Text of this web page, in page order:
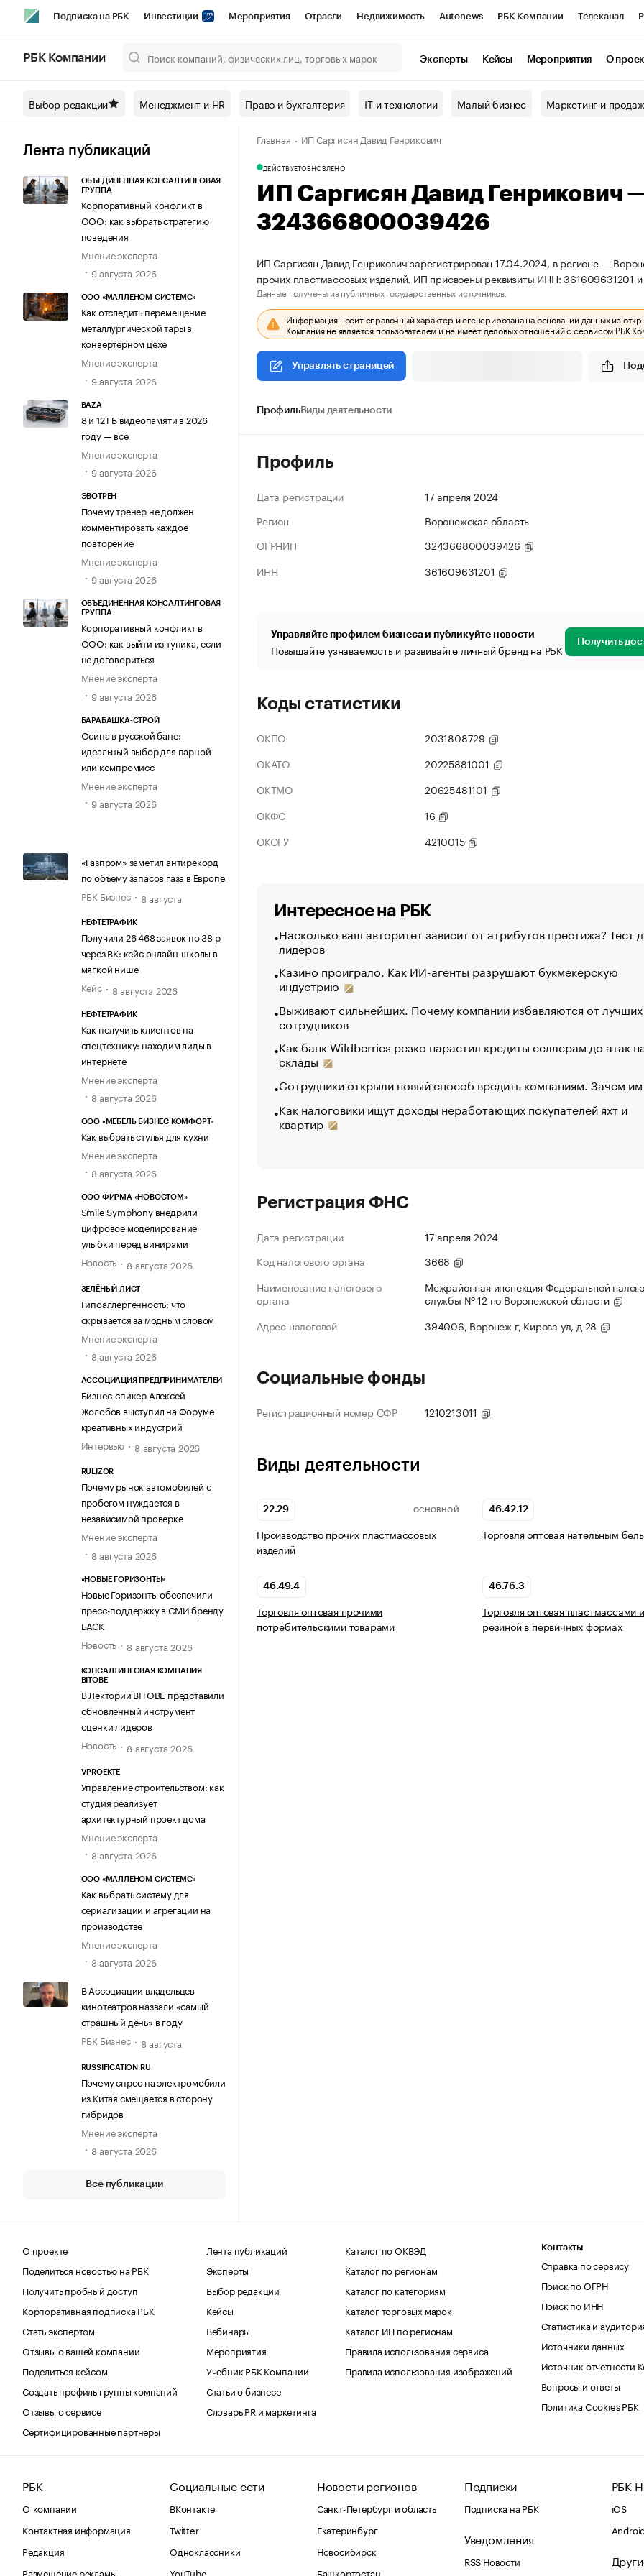
Подписка на РБК Инвестиции Мероприятия Отрасли Недвижимость Autonews РБК Компании Телеканал
Спецпроекты СПб Конференции СПб Спецпроекты Проверка контрагентов
Технологии и медиа Рынок наличной валюты
РБК Компании Эксперты Кейсы Мероприятия О
Выбор редакции Менеджмент и HR Право и бухгалтерия IT и технологии Малый бизнес Маркетинг и
Лента публикаций
ОБЪЕДИНЕННАЯ КОНСАЛТИНГОВАЯ
ГРУППА
Корпоративный конфликт в
ООО: как выбрать стратегию
поведения
Мнение эксперта
9 августа 2026
ООО «МАЛЛЕНОМ СИСТЕМС»
Как отследить перемещение
металлургической тары в
конвертерном цехе
Мнение эксперта
9 августа 2026
BAZA
8 и 12 ГБ видеопамяти в 2026
году — все
Мнение эксперта
9 августа 2026
ЭВОТРЕН
Почему тренер не должен
комментировать каждое
повторение
Мнение эксперта
9 августа 2026
ОБЪЕДИНЕННАЯ КОНСАЛТИНГОВАЯ
ГРУППА
Корпоративный конфликт в
ООО: как выйти из тупика, если
не договориться
Мнение эксперта
9 августа 2026
БАРАБАШКА-СТРОЙ
Осина в русской бане:
идеальный выбор для парной
или компромисс
Мнение эксперта
9 августа 2026
«Газпром» заметил антирекорд
по объему запасов газа в Европе
РБК Бизнес
8 августа
НЕФТЕТРАФИК
Получили 26 468 заявок по 38 р
через ВК: кейс онлайн-школы в
мягкой нише
Кейс
8 августа 2026
НЕФТЕТРАФИК
Как получить клиентов на
спецтехнику: находим лиды в
интернете
Мнение эксперта
8 августа 2026
ООО «МЕБЕЛЬ БИЗНЕС КОМФОРТ»
Как выбрать стулья для кухни
Мнение эксперта
8 августа 2026
ООО ФИРМА «НОВОСТОМ»
Smile Symphony внедрили
цифровое моделирование
улыбки перед винирами
Новость
8 августа 2026
ЗЕЛЁНЫЙ ЛИСТ
Гипоаллергенность: что
скрывается за модным словом
Мнение эксперта
8 августа 2026
АССОЦИАЦИЯ ПРЕДПРИНИМАТЕЛЕЙ
Бизнес-спикер Алексей
Жолобов выступил на Форуме
креативных индустрий
Интервью
8 августа 2026
RULIZOR
Почему рынок автомобилей с
пробегом нуждается в
независимой проверке
Мнение эксперта
8 августа 2026
«НОВЫЕ ГОРИЗОНТЫ»
Новые Горизонты обеспечили
пресс-поддержку в СМИ бренду
БАСК
Новость
8 августа 2026
КОНСАЛТИНГОВАЯ КОМПАНИЯ
BITOBE
В Лектории BITOBE представили
обновленный инструмент
оценки лидеров
Новость
8 августа 2026
VPROEKTE
Управление строительством: как
студия реализует
архитектурный проект дома
Мнение эксперта
8 августа 2026
ООО «МАЛЛЕНОМ СИСТЕМС»
Как выбрать систему для
сериализации и агрегации на
производстве
Мнение эксперта
8 августа 2026
В Ассоциации владельцев
кинотеатров назвали «самый
страшный день» в году
РБК Бизнес
8 августа
RUSSIFICATION.RU
Почему спрос на электромобили
из Китая смещается в сторону
гибридов
Мнение эксперта
8 августа 2026
Все публикации
Главная ИП Саргисян Давид Генрикович
ДЕЙСТВУЕТОБНОВЛЕНО
ИП Саргисян Давид
324366800039426
ИП Саргисян Давид Генрикович зарегистрирован 17.04.2024, в регионе —
прочих пластмассовых изделий. ИП присвоены реквизиты ИНН:
Данные получены из публичных государственных источников.
Информация носит справочный характер и сгенерирована на основании данных из
Компания не является пользователем и не имеет деловых отношений с сервисом РБК
Управлять страницей
ПрофильВиды деятельности
Профиль
Дата регистрации
17 апреля 2024
Регион
Воронежская область
ОГРНИП
324366800039426
ИНН
361609631201
Управляйте профилем бизнеса и публикуйте новости
Повышайте узнаваемость и развивайте личный бренд на РБК Получить
Коды статистики
ОКПО
2031808729
ОКАТО
20225881001
ОКТМО
20625481101
ОКФС
16
ОКОГУ
4210015
Интересное на РБК
Насколько ваш авторитет зависит от атрибутов престижа? Тест
лидеров
Казино проиграло. Как ИИ-агенты разрушают букмекерскую
индустрию
Выживают сильнейших. Почему компании избавляются от лучших
сотрудников
Как банк Wildberries резко нарастил кредиты селлерам до атак
склады
Сотрудники открыли новый способ вредить компаниям. Зачем
Как налоговики ищут доходы неработающих покупателей яхт и
квартир
Регистрация ФНС
Дата регистрации
17 апреля 2024
Код налогового органа
3668
Наименование налогового
органа
Межрайонная инспекция Федеральной
службы № 12 по Воронежской области
Адрес налоговой
394006, Воронеж г, Кирова ул, д 28
Социальные фонды
Регистрационный номер СФР 1210213011
Виды деятельности
22.29 ОСНОВНОЙ
Производство прочих пластмассовых
изделий
46.42.12
Торговля оптовая нательным
46.49.4
Торговля оптовая прочими
потребительскими товарами
46.76.3
Торговля оптовая пластмассами и
резиной в первичных формах
О проекте
Поделиться новостью на РБК
Получить пробный доступ
Корпоративная подписка РБК
Стать экспертом
Отзывы о вашей компании
Поделиться кейсом
Создать профиль группы компаний
Отзывы о сервисе
Сертифицированные партнеры
Лента публикаций
Эксперты
Выбор редакции
Кейсы
Вебинары
Мероприятия
Учебник РБК Компании
Статьи о бизнесе
Словарь PR и маркетинга
Каталог по ОКВЭД
Каталог по регионам
Каталог по категориям
Каталог торговых марок
Каталог ИП по регионам
Правила использования сервиса
Правила использования изображений
Контакты
Справка по сервису
Поиск по ОГРН
Поиск по ИНН
Статистика и
Источники данных
Источник отчетности
Вопросы и ответы
Политика Cookies РБК
РБК
О компании
Контактная информация
Редакция
Размещение рекламы
Социальные сети
ВКонтакте
Twitter
Одноклассники
YouTube
Новости регионов
Санкт-Петербург и область
Екатеринбург
Новосибирск
Башкортостан
Подписки
Подписка на РБК
Уведомления
RSS Новости
РБК
iOS